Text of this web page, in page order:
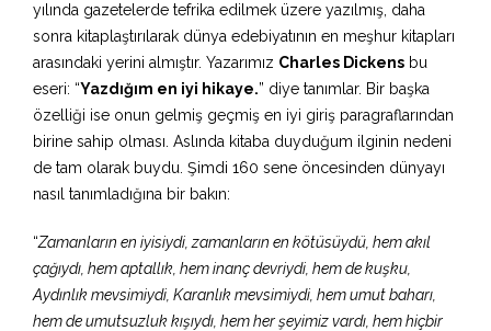
yılında gazetelerde tefrika edilmek üzere yazılmış, daha
sonra kitaplaştırılarak dünya edebiyatının en meşhur kitapları
arasındaki yerini almıştır. Yazarımız Charles Dickens bu
eseri: “Yazdığım en iyi hikaye.” diye tanımlar. Bir başka
özelliği ise onun gelmiş geçmiş en iyi giriş paragraflarından
birine sahip olması. Aslında kitaba duyduğum ilginin nedeni
de tam olarak buydu. Şimdi 160 sene öncesinden dünyayı
nasıl tanımladığına bir bakın:
“Zamanların en iyisiydi, zamanların en kötüsüydü, hem akıl
çağıydı, hem aptallık, hem inanç devriydi, hem de kuşku,
Aydınlık mevsimiydi, Karanlık mevsimiydi, hem umut baharı,
hem de umutsuzluk kışıydı, hem her şeyimiz vardı, hem hiçbir